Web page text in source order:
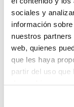
sociales y
información
nuestros
web, quienes
que les haya
partir del uso que
¿Has olvidado tu